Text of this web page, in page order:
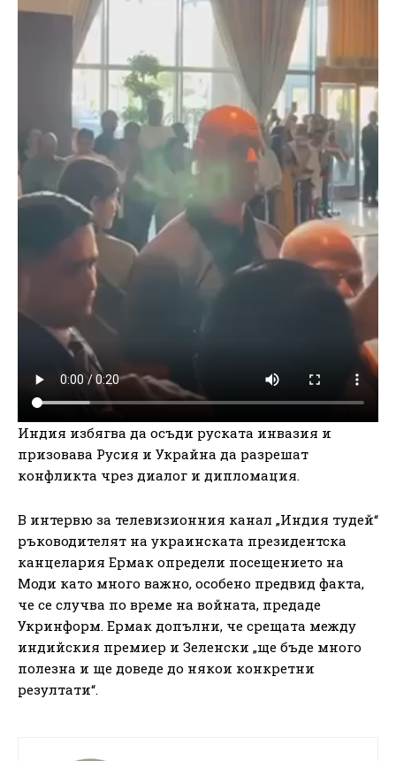
Индия избягва да осъди руската инвазия и
призовава Русия и Украйна да разрешат
конфликта чрез диалог и дипломация.
В интервю за телевизионния канал „Индия тудей“
ръководителят на украинската президентска
канцелария Ермак определи посещението на
Моди като много важно, особено предвид факта,
че се случва по време на войната, предаде
Укринформ. Ермак допълни, че срещата между
индийския премиер и Зеленски „ще бъде много
полезна и ще доведе до някои конкретни
резултати“.